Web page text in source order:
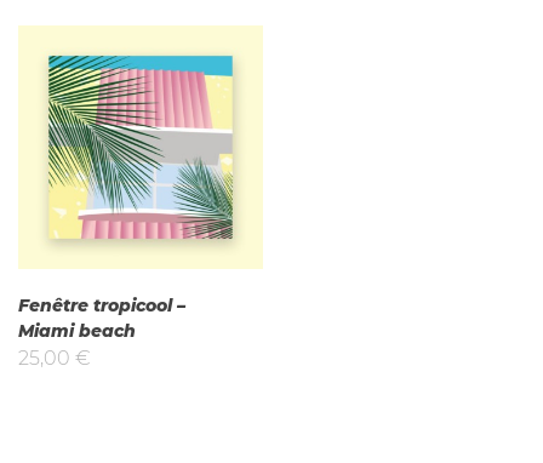
Fenêtre tropicool –
Miami beach
25,00 €